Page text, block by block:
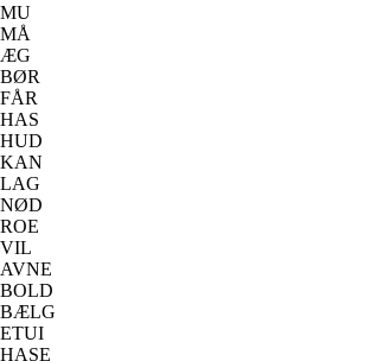
MU
MÅ
ÆG
BØR
FÅR
HAS
HUD
KAN
LAG
NØD
ROE
VIL
AVNE
BOLD
BÆLG
ETUI
HASE